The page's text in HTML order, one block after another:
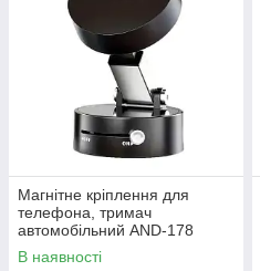
Магнітне кріплення для
телефона, тримач
автомобільний AND-178
В наявності